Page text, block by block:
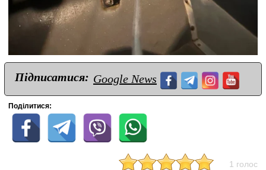
Підписатися: Google News
Поділитися:
1 голос